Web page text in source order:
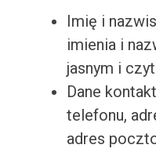
Imię i
imienia i
jasnym i
Dane
telefonu,
adres